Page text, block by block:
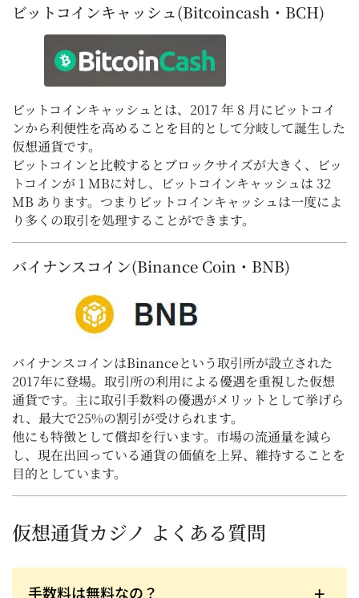
ビットコインキャッシュ(Bitcoincash・BCH)
ビットコインキャッシュとは、2017 年 8 月にビットコイ
ンから利便性を高めることを目的として分岐して誕生した
仮想通貨です。
ビットコインと比較するとブロックサイズが大きく、ビッ
トコインが 1 MBに対し、ビットコインキャッシュは 32
MB あります。つまりビットコインキャッシュは一度によ
り多くの取引を処理することができます。
バイナンスコイン(Binance Coin・BNB)
バイナンスコインはBinanceという取引所が設立された
2017年に登場。取引所の利用による優遇を重視した仮想
通貨です。主に取引手数料の優遇がメリットとして挙げら
れ、最大で25%の割引が受けられます。
他にも特徴として償却を行います。市場の流通量を減ら
し、現在出回っている通貨の価値を上昇、維持することを
目的としています。
仮想通貨カジノ よくある質問
手数料は無料なの？